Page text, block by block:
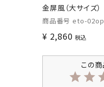
金屏風（大サイズ）
商品番号 eto-02op
¥ 2,860 税込